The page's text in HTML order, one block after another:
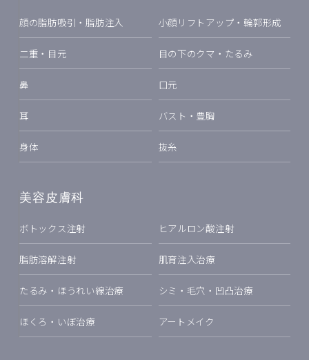
顔の脂肪吸引・脂肪注入 小顔リフトアップ・輪郭形成
二重・目元 目の下のクマ・たるみ
鼻 口元
耳 バスト・豊胸
身体 抜糸
美容皮膚科
ボトックス注射 ヒアルロン酸注射
脂肪溶解注射 肌育注入治療
たるみ・ほうれい線治療 シミ・毛穴・凹凸治療
ほくろ・いぼ治療 アートメイク